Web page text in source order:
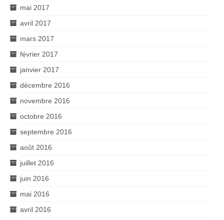
mai 2017
avril 2017
mars 2017
février 2017
janvier 2017
décembre 2016
novembre 2016
octobre 2016
septembre 2016
août 2016
juillet 2016
juin 2016
mai 2016
avril 2016